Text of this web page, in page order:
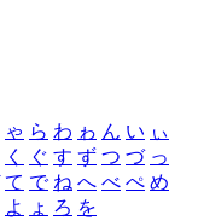
ゃ ら わ ゎ ん い ぃ
く ぐ す ず つ づ っ
て で ね へ べ ぺ め
よ ょ ろ を